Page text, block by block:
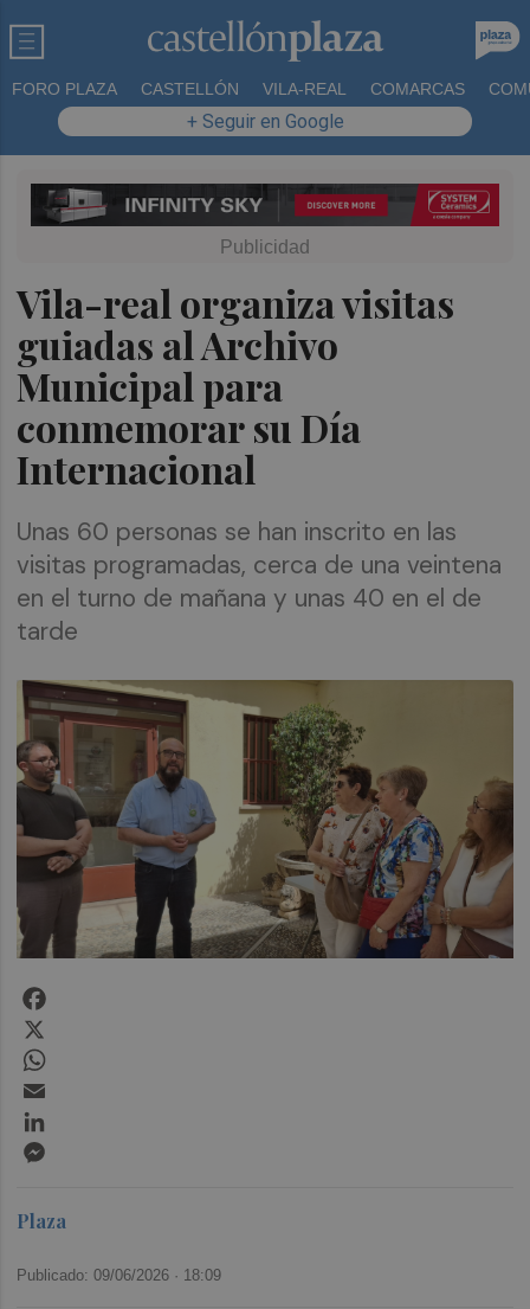
FORO PLAZA CASTELLÓN VILA-REAL COMARCAS
+ Seguir en Google
Vila-real organiza visitas
guiadas al Archivo
Municipal para
conmemorar su Día
Internacional
Unas 60 personas se han inscrito en las
visitas programadas, cerca de una veintena
en el turno de mañana y unas 40 en el de
tarde
Plaza
Publicado: 09/06/2026 · 18:09